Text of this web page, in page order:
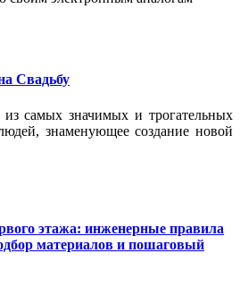
Свадьбу
самых значимых и трогательных
знаменующее создание новой
этажа: инженерные правила
материалов и пошаговый